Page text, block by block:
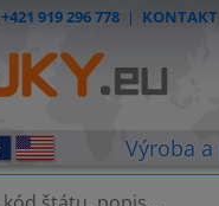
+421 919 296 778| KONTAKT